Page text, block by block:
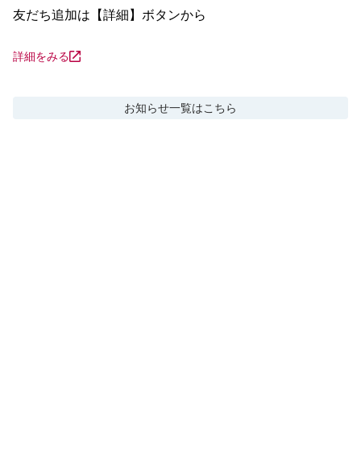
友だち追加は【詳細】ボタンから
詳細をみる
お知らせ一覧はこちら